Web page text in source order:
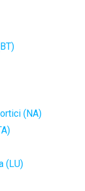
(NA)
(LU)